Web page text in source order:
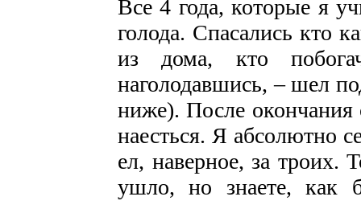
Все 4 года, которые я
голода. Спасались кто
из дома, кто
наголодавшись, – шел
ниже). После окончания
наесться. Я абсолютно
ел, наверное, за троих.
ушло, но знаете, как